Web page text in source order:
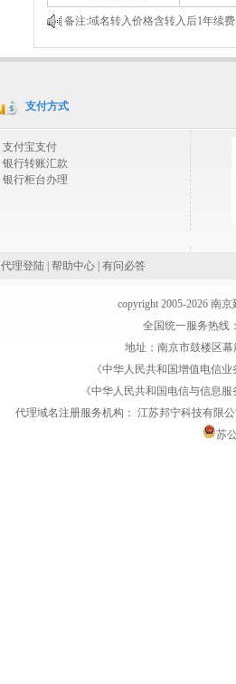
备注:域名转入价格含转入后1年续
支付方式
支付宝支付
银行转账汇款
银行柜台办理
代理登陆 帮助中心 有问必答
copyright 2005-2026 南
全国统一服务热线
地址：南京市鼓楼区幕
《中华人民共和国增值电信
《中华人民共和国电信与信息
代理域名注册服务机构： 江苏邦宁科技有限
苏